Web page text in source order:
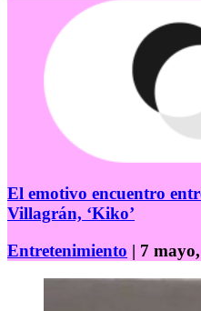
El emotivo encuentro
Villagrán, ‘Kiko’
Entretenimiento | 7